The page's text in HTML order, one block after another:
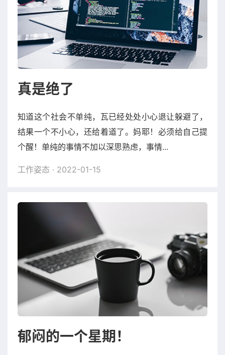
真是绝了
知道这个社会不单纯，瓦已经处处小心退让躲避了，
结果一个不小心，还给着道了。妈耶！必须给自己提
个醒！单纯的事情不加以深思熟虑，事情...
工作姿态 · 2022-01-15
郁闷的一个星期！